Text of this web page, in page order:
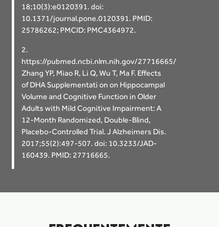
18;10(3):e0120391. doi:
10.1371/journal.pone.0120391. PMID:
25786262; PMCID: PMC4364972.
2.
https://pubmed.ncbi.nlm.nih.gov/27716665/
Zhang YP, Miao R, Li Q, Wu T, Ma F. Effects
of DHA Supplementati on on Hippocampal
Volume and Cognitive Function in Older
Adults with Mild Cognitive Impairment: A
12-Month Randomized, Double-Blind,
Placebo-Controlled Trial. J Alzheimers Dis.
2017;55(2):497-507. doi: 10.3233/JAD-
160439. PMID: 27716665.